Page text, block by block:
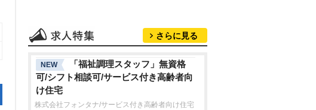
さらに見る
NEW
「福祉調理スタッフ」無資格
可/シフト相談可/サービス付き高齢者向
け住宅
株式会社フォンタナ/サービス付き高齢者向け住宅